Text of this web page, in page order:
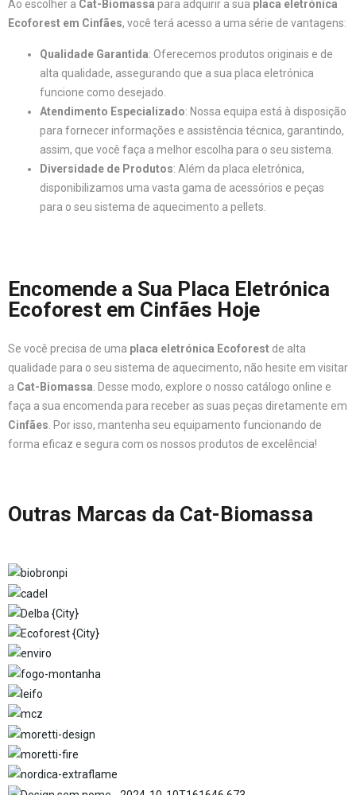
Ao escolher a Cat-Biomassa para adquirir a sua placa eletrónica
Ecoforest em Cinfães, você terá acesso a uma série de vantagens:
Qualidade Garantida: Oferecemos produtos originais e de
alta qualidade, assegurando que a sua placa eletrónica
funcione como desejado.
Atendimento Especializado: Nossa equipa está à disposição
para fornecer informações e assistência técnica, garantindo,
assim, que você faça a melhor escolha para o seu sistema.
Diversidade de Produtos: Além da placa eletrónica,
disponibilizamos uma vasta gama de acessórios e peças
para o seu sistema de aquecimento a pellets.
Encomende a Sua Placa Eletrónica
Ecoforest em Cinfães Hoje
Se você precisa de uma placa eletrónica Ecoforest de alta
qualidade para o seu sistema de aquecimento, não hesite em visitar
a Cat-Biomassa . Desse modo, explore o nosso catálogo online e
faça a sua encomenda para receber as suas peças diretamente em
Cinfães . Por isso, mantenha seu equipamento funcionando de
forma eficaz e segura com os nossos produtos de excelência!
Outras Marcas da Cat-Biomassa